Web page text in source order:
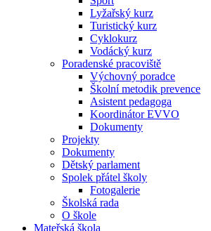
Lyžařský kurz
Turistický kurz
Cyklokurz
Vodácký kurz
Poradenské pracoviště
Výchovný poradce
Školní metodik prevence
Asistent pedagoga
Koordinátor EVVO
Dokumenty
Projekty
Dokumenty
Dětský parlament
Spolek přátel školy
Fotogalerie
Školská rada
O škole
Mateřská škola